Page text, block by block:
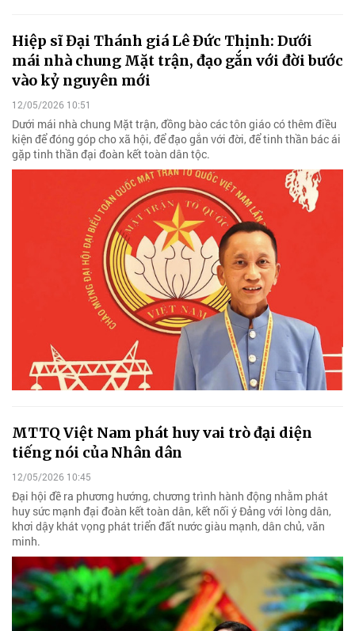
Hiệp sĩ Đại Thánh giá Lê Đức Thịnh: Dưới
mái nhà chung Mặt trận, đạo gắn với đời bước
vào kỷ nguyên mới
12/05/2026 10:51
Dưới mái nhà chung Mặt trận, đồng bào các tôn giáo có thêm điều
kiện để đóng góp cho xã hội, để đạo gắn với đời, để tinh thần bác ái
gặp tinh thần đại đoàn kết toàn dân tộc.
MTTQ Việt Nam phát huy vai trò đại diện
tiếng nói của Nhân dân
12/05/2026 10:45
Đại hội đề ra phương hướng, chương trình hành động nhằm phát
huy sức mạnh đại đoàn kết toàn dân, kết nối ý Đảng với lòng dân,
khơi dậy khát vọng phát triển đất nước giàu mạnh, dân chủ, văn
minh.